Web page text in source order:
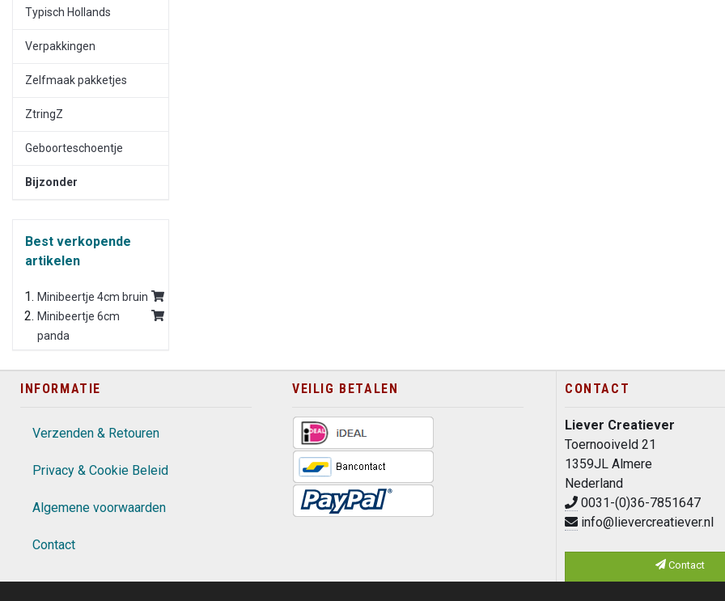
Typisch Hollands
Verpakkingen
Zelfmaak pakketjes
ZtringZ
Geboorteschoentje
Bijzonder
Best verkopende
artikelen
Minibeertje 4cm bruin
Minibeertje 6cm
panda
INFORMATIE
Verzenden & Retouren
Privacy & Cookie Beleid
Algemene voorwaarden
Contact
VEILIG BETALEN CONTACT
Liever Creatiever
Toernooiveld 21
1359JL Almere
Nederland
0031-(0)36-7851647
info@lievercreatiever.nl
Contact